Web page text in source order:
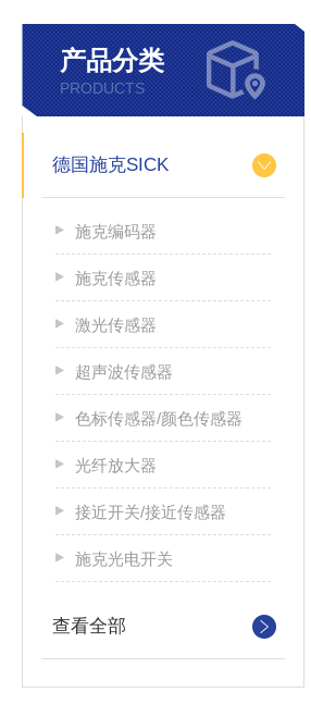
产品分类
PRODUCTS
德国施克SICK
施克编码器
施克传感器
激光传感器
超声波传感器
色标传感器/颜色传感器
光纤放大器
接近开关/接近传感器
施克光电开关
查看全部